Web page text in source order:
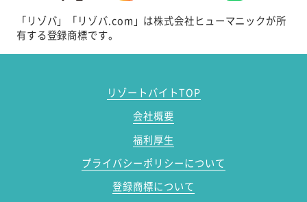
「リゾバ」「リゾバ.com」は株式会社ヒューマニックが所
有する登録商標です。
リゾートバイトTOP
会社概要
福利厚生
プライバシーポリシーについて
登録商標について